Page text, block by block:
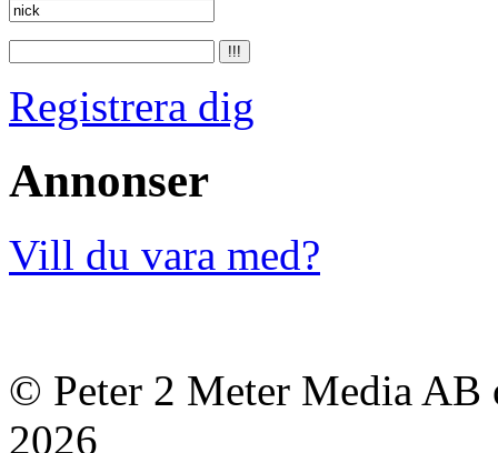
Registrera dig
Annonser
Vill du vara med?
© Peter 2 Meter Media AB
2026